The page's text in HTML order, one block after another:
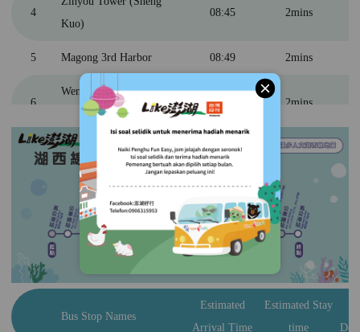
4
Kuo)
08:45 2mins
5 Magong 3rd Harbor 08:49 2mins
6
Wenao (Yuantai Hotel &
Pescadores Resort)
08:55 2mins
Dongwei Village 09:07 2mins
Penghu Great Bridge
Three Immortals Pagoda 10:05 15mins
Daguoyeh Basalt
Columns
10:35 20mins
Bus Stop Names
Estimated
Arrival Time
Estimated Stay
time
關閉